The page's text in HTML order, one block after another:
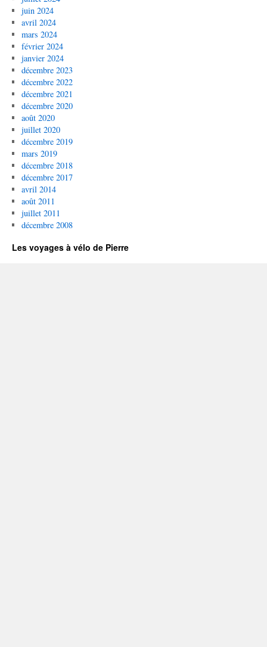
juin 2024
avril 2024
mars 2024
février 2024
janvier 2024
décembre 2023
décembre 2022
décembre 2021
décembre 2020
août 2020
juillet 2020
décembre 2019
mars 2019
décembre 2018
décembre 2017
avril 2014
août 2011
juillet 2011
décembre 2008
Les voyages à vélo de Pierre